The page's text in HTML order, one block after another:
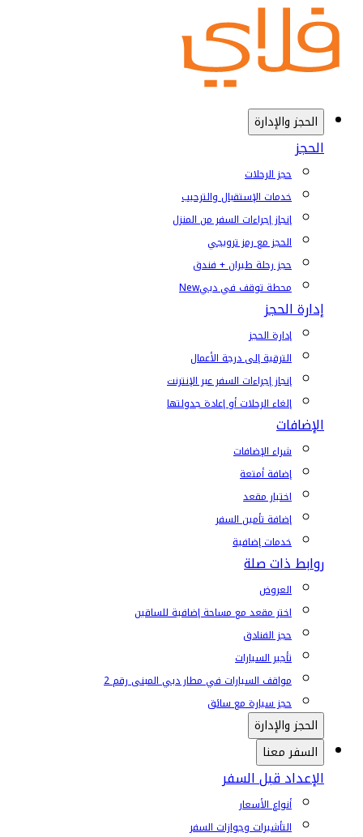
الحجز والإدارة
الحجز
حجز الرحلات
خدمات الإستقبال والترحيب
إنجاز إجراءات السفر من المنزل
الحجز مع رمز ترويجي
حجز رحلة طيران + فندق
محطة توقف في دبيNew
إدارة الحجز
إدارة الحجز
الترقية إلى درجة الأعمال
إنجاز إجراءات السفر عبر الإنترنت
إلغاء الرحلات أو إعادة جدولتها
الإضافات
شراء الإضافات
إضافة أمتعة
اختيار مقعد
إضافة تأمين السفر
خدمات إضافية
روابط ذات صلة
العروض
اختر مقعد مع مساحة إضافية للساقين
حجز الفنادق
تأجير السيارات
مواقف السيارات في مطار دبي المبنى رقم 2
حجز سيارة مع سائق
الحجز والإدارة
السفر معنا
الإعداد قبل السفر
أنواع الأسعار
التأشيرات وجوازات السفر